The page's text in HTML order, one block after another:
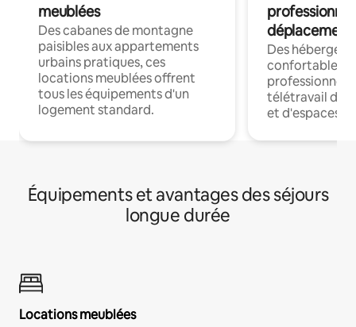
meublées
Des cabanes de montagne
paisibles aux appartements
urbains pratiques, ces
locations meublées offrent
tous les équipements d'un
logement standard.
déplacement
Des
confortables
professionnels
télétravail
et d'espaces
Équipements et avantages des séjours
longue durée
Locations meublées